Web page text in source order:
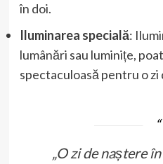
în doi.
Iluminarea specială:
lumânări sau luminițe,
spectaculoasă pentru o zi
„O zi de naștere